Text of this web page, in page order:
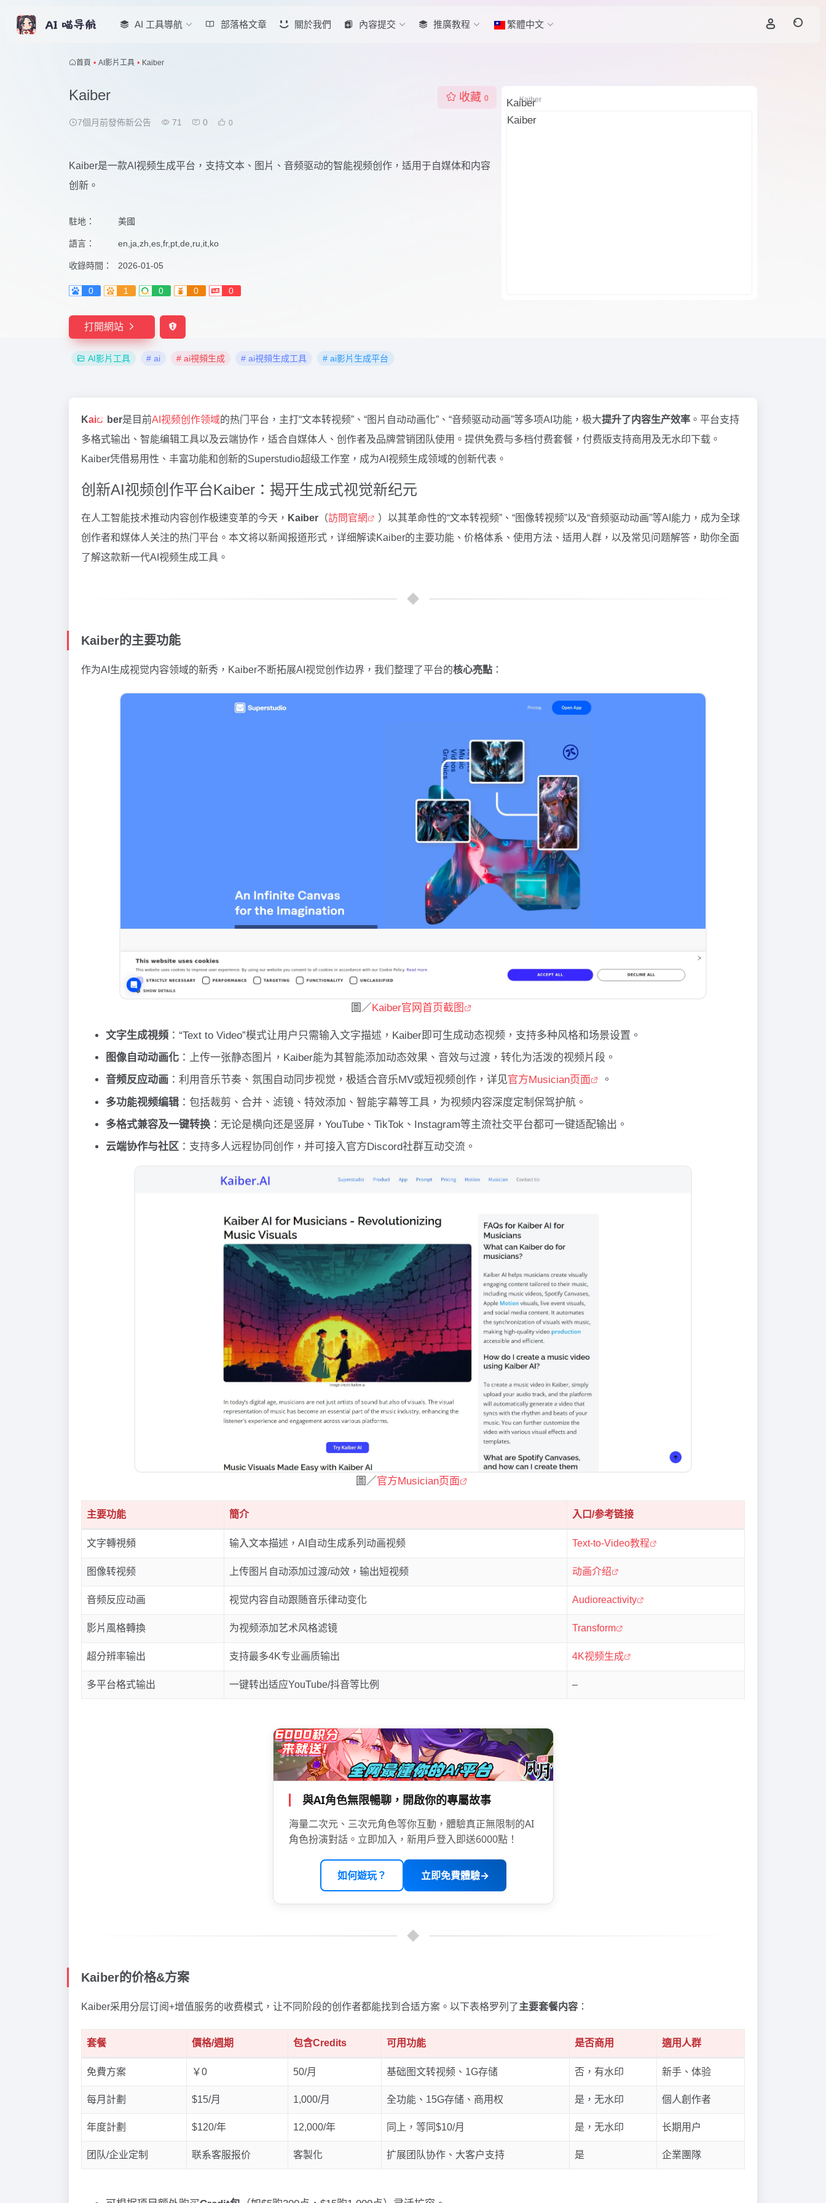
AI 工具導航 部落格文章 關於我們 內容提交 推廣教程 繁體中文
首頁 • AI影片工具 • Kaiber
Kaiber
7個月前發佈新公告 71 0 0
收藏 0
Kaiber是一款AI视频生成平台，支持文本、图片、音频驱动的智能视频创作，适用于自媒体和内容
创新。
駐地： 美國
語言： en,ja,zh,es,fr,pt,de,ru,it,ko
收錄時間： 2026-01-05
0 1 0 0 0
打開網站
AI影片工具 # ai # ai視頻生成 # ai視頻生成工具 # ai影片生成平台
Kaiber
Kai ber是目前AI视频创作领域的热门平台，主打“文本转视频”、“图片自动动画化”、“音频驱动动画”等多项AI功能，极大提升了内容生产效率 。平台支持
多格式输出、智能编辑工具以及云端协作，适合自媒体人、创作者及品牌营销团队使用。提供免费与多档付费套餐，付费版支持商用及无水印下载。
Kaiber凭借易用性、丰富功能和创新的Superstudio超级工作室，成为AI视频生成领域的创新代表。
创新AI视频创作平台Kaiber：揭开生成式视觉新纪元
在人工智能技术推动内容创作极速变革的今天， Kaiber （訪問官網
）以其革命性的“文本转视频”、“图像转视频”以及“音频驱动动画”等AI能力，成为全球
创作者和媒体人关注的热门平台。本文将以新闻报道形式，详细解读Kaiber的主要功能、价格体系、使用方法、适用人群，以及常见问题解答，助你全面
了解这款新一代AI视频生成工具。
Kaiber的主要功能
作为AI生成视觉内容领域的新秀，Kaiber不断拓展AI视觉创作边界，我们整理了平台的核心亮點 ：
圖／Kaiber官网首页截图
文字生成視頻 ：“Text to Video”模式让用户只需输入文字描述，Kaiber即可生成动态视频，支持多种风格和场景设置。
图像自动动画化 ：上传一张静态图片，Kaiber能为其智能添加动态效果、音效与过渡，转化为活泼的视频片段。
音频反应动画 ：利用音乐节奏、氛围自动同步视觉，极适合音乐MV或短视频创作，详见官方Musician页面
。
多功能视频编辑 ：包括裁剪、合并、滤镜、特效添加、智能字幕等工具，为视频内容深度定制保驾护航。
多格式兼容及一键转换 ：无论是横向还是竖屏，YouTube、TikTok、Instagram等主流社交平台都可一键适配输出。
云端协作与社区 ：支持多人远程协同创作，并可接入官方Discord社群互动交流。
圖／官方Musician页面
主要功能 簡介 入口/参考链接
文字轉視頻 输入文本描述，AI自动生成系列动画视频 Text-to-Video教程
图像转视频 上传图片自动添加过渡/动效，输出短视频 动画介绍
音频反应动画 视觉内容自动跟随音乐律动变化 Audioreactivity
影片風格轉換 为视频添加艺术风格滤镜 Transform
超分辨率输出 支持最多4K专业画质输出 4K视频生成
多平台格式输出 一键转出适应YouTube/抖音等比例 –
與AI角色無限暢聊，開啟你的專屬故事
海量二次元、三次元角色等你互動，體驗真正無限制的AI
角色扮演對話。立即加入，新用戶登入即送6000點！
如何遊玩？ 立即免費體驗→
Kaiber的价格&方案
Kaiber采用分层订阅+增值服务的收费模式，让不同阶段的创作者都能找到合适方案。以下表格罗列了主要套餐内容 ：
套餐 價格/週期 包含Credits 可用功能 是否商用 適用人群
免費方案 ￥0 50/月 基础图文转视频、1G存储 否，有水印 新手、体验
每月計劃 $15/月 1,000/月 全功能、15G存储、商用权 是，无水印 個人創作者
年度計劃 $120/年 12,000/年 同上，等同$10/月 是，无水印 长期用户
团队/企业定制 联系客服报价 客製化 扩展团队协作、大客户支持 是 企業團隊